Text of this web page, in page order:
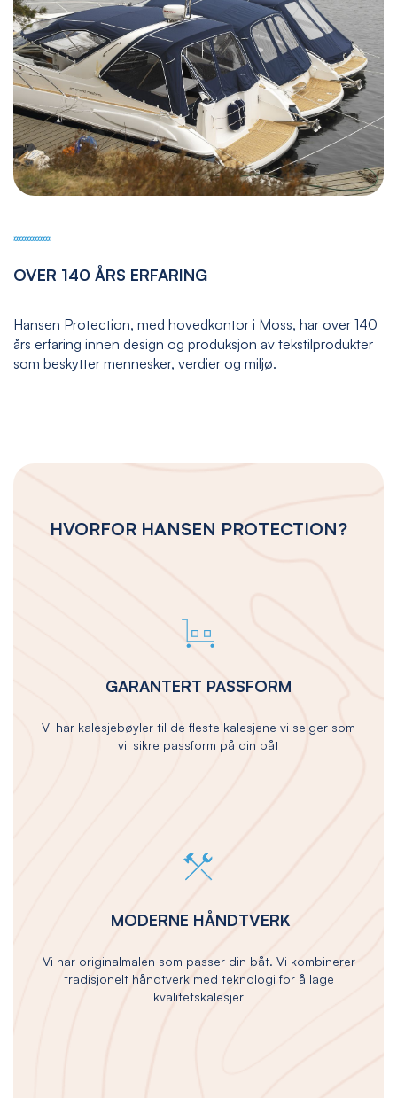
OVER 140 ÅRS ERFARING
Hansen Protection, med hovedkontor i Moss, har over 140
års erfaring innen design og produksjon av tekstilprodukter
som beskytter mennesker, verdier og miljø.
HVORFOR HANSEN PROTECTION?
GARANTERT PASSFORM
Vi har kalesjebøyler til de fleste kalesjene vi selger som
vil sikre passform på din båt
MODERNE HÅNDTVERK
Vi har originalmalen som passer din båt. Vi kombinerer
tradisjonelt håndtverk med teknologi for å lage
kvalitetskalesjer